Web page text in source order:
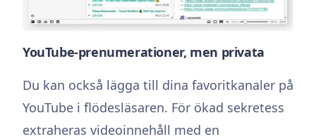
YouTube-prenumerationer, men privata
Du kan också lägga till dina favoritkanaler på
YouTube i flödesläsaren. För ökad sekretess
extraheras videoinnehåll med en